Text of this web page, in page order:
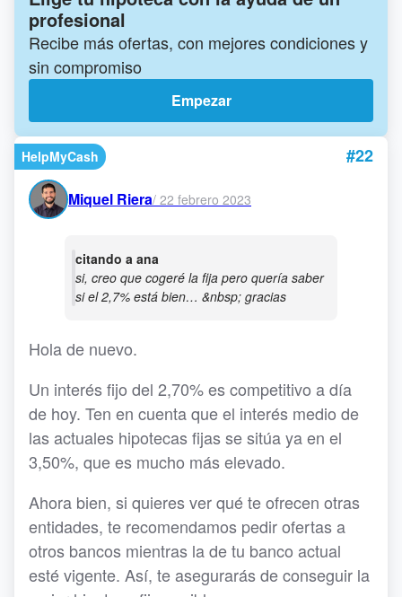
profesional
Recibe más ofertas, con mejores condiciones y
sin compromiso
Empezar
HelpMyCash #22
Miquel Riera/ 22 febrero 2023
citando a ana
si, creo que cogeré la fija pero quería saber
si el 2,7% está bien… &nbsp; gracias
Hola de nuevo.
Un interés fijo del 2,70% es competitivo a día
de hoy. Ten en cuenta que el interés medio de
las actuales hipotecas fijas se sitúa ya en el
3,50%, que es mucho más elevado.
Ahora bien, si quieres ver qué te ofrecen otras
entidades, te recomendamos pedir ofertas a
otros bancos mientras la de tu banco actual
esté vigente. Así, te asegurarás de conseguir la